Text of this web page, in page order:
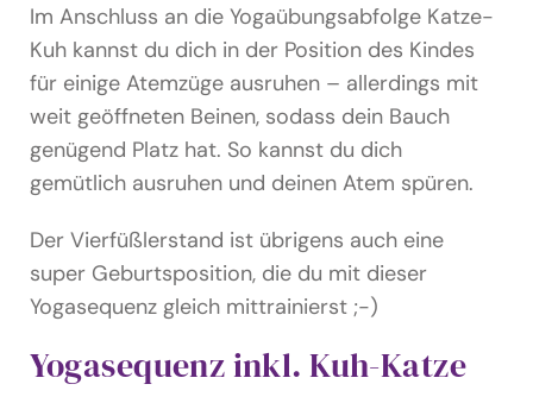
Im Anschluss an die Yogaübungsabfolge Katze-
Kuh kannst du dich in der Position des Kindes
für einige Atemzüge ausruhen – allerdings mit
weit geöffneten Beinen, sodass dein Bauch
genügend Platz hat. So kannst du dich
gemütlich ausruhen und deinen Atem spüren.
Der Vierfüßlerstand ist übrigens auch eine
super Geburtsposition, die du mit dieser
Yogasequenz gleich mittrainierst ;-)
Yogasequenz inkl. Kuh-Katze